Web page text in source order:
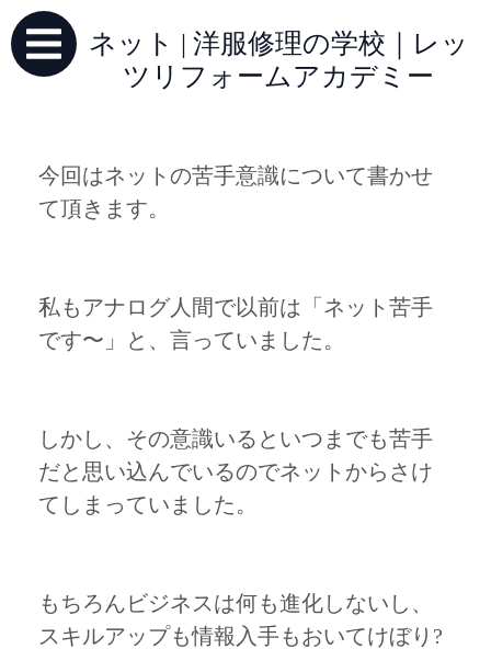
ネット | 洋服修理の学校｜レッ
ツリフォームアカデミー
今回はネットの苦手意識について書かせ
て頂きます。
私もアナログ人間で以前は「ネット苦手
です〜」と、言っていました。
しかし、その意識いるといつまでも苦手
だと思い込んでいるのでネットからさけ
てしまっていました。
もちろんビジネスは何も進化しないし、
スキルアップも情報入手もおいてけぼり?